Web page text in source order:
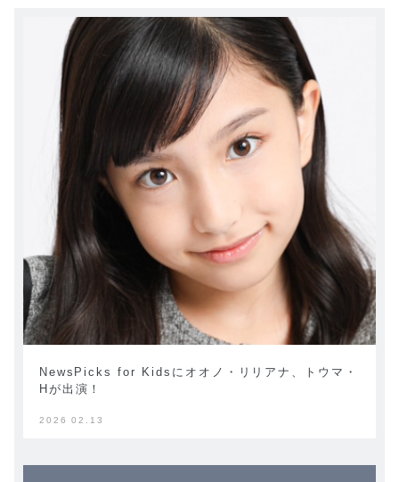
NewsPicks for Kidsにオオノ・リリアナ、トウマ・
Hが出演！
2026 02.13